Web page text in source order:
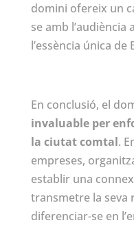
domini ofereix un
se amb
l’essència única de
En conclusió, el
invaluable per
la ciutat comtal.
empreses,
establir una
transmetre la seva
diferenciar-se en